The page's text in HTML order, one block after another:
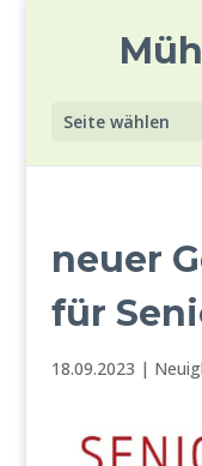
Seite wählen
neuer
für
18.09.2023 |